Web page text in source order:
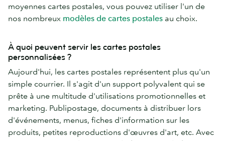
moyennes cartes postales, vous pouvez utiliser l'un de
nos nombreux modèles de cartes postales au choix.
À quoi peuvent servir les cartes postales
personnalisées ?
Aujourd'hui, les cartes postales représentent plus qu'un
simple courrier. Il s'agit d'un support polyvalent qui se
prête à une multitude d'utilisations promotionnelles et
marketing. Publipostage, documents à distribuer lors
d'événements, menus, fiches d'information sur les
produits, petites reproductions d'œuvres d'art, etc. Avec